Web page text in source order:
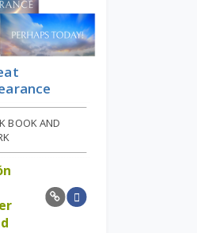
BOOK AND